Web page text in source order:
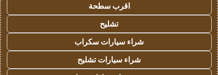
اقرب سطحة
تشليح
شراء سيارات سكراب
شراء سيارات تشليح